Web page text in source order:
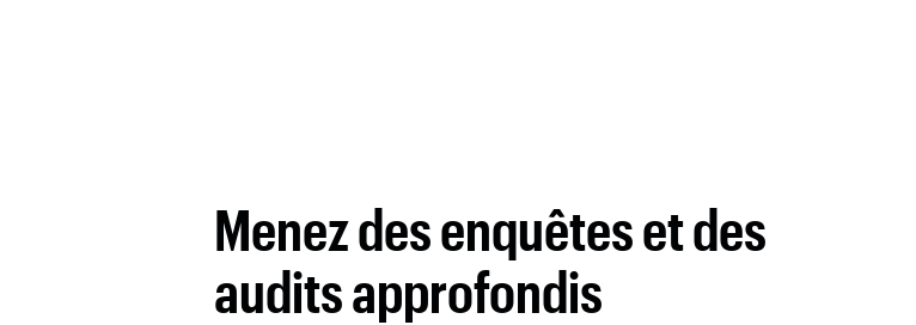
Menez des enquêtes et des
audits approfondis